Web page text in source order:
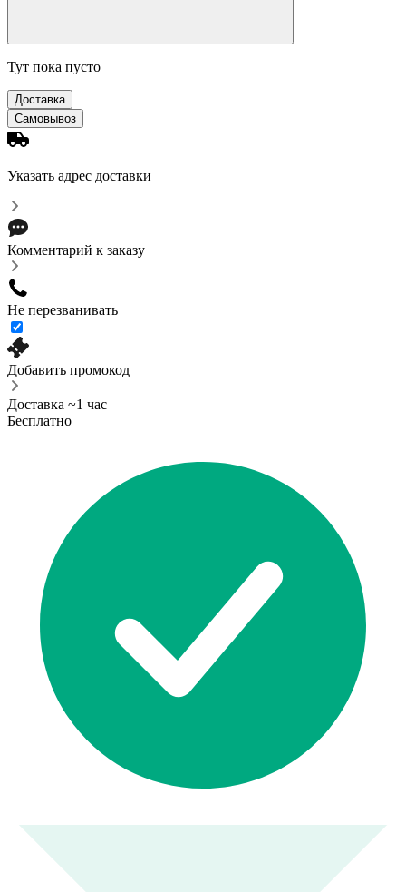
Тут пока пусто
Доставка
Самовывоз
Указать адрес доставки
Комментарий к заказу
Не перезванивать
Добавить промокод
Доставка ~1 час
Бесплатно